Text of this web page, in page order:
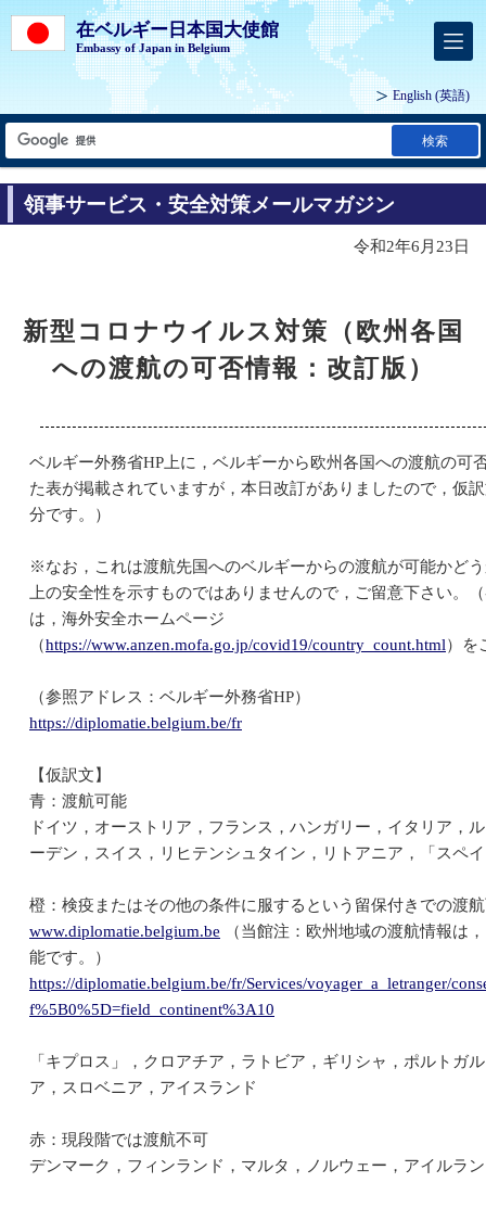
在ベルギー日本国大使館
Embassy of Japan in Belgium
English (英語)
検索
領事サービス・安全対策メールマガジン
令和2年6月23日
新型コロナウイルス対策（欧州各国
への渡航の可否情報：改訂版）
ベルギー外務省HP上に，ベルギーから欧州各国への渡航の可
た表が掲載されていますが，本日改訂がありましたので，仮
分です。）
※なお，これは渡航先国へのベルギーからの渡航が可能かど
上の安全性を示すものではありませんので，ご留意下さい。
は，海外安全ホームページ
（https://www.anzen.mofa.go.jp/covid19/country_count.html）を
（参照アドレス：ベルギー外務省HP）
https://diplomatie.belgium.be/fr
【仮訳文】
青：渡航可能
ドイツ，オーストリア，フランス，ハンガリー，イタリア，
ーデン，スイス，リヒテンシュタイン，リトアニア，「スペ
橙：検疫またはその他の条件に服するという留保付きでの渡
www.diplomatie.belgium.be （当館注：欧州地域の渡航情報は
能です。）
https://diplomatie.belgium.be/fr/Services/voyager_a_letranger/
f%5B0%5D=field_continent%3A10
「キプロス」，クロアチア，ラトビア，ギリシャ，ポルトガ
ア，スロベニア，アイスランド
赤：現段階では渡航不可
デンマーク，フィンランド，マルタ，ノルウェー，アイルラ